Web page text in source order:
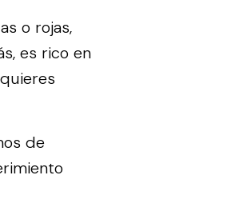
o rojas,
es rico en
de